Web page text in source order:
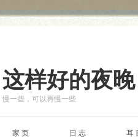
这样好的夜晚
慢一些，可以再慢一些
家 页 日 志 耳